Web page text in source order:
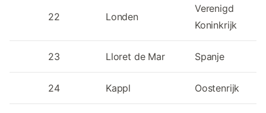
22 Londen
Verenigd
Koninkrijk
23 Lloret de Mar Spanje
24 Kappl Oostenrijk